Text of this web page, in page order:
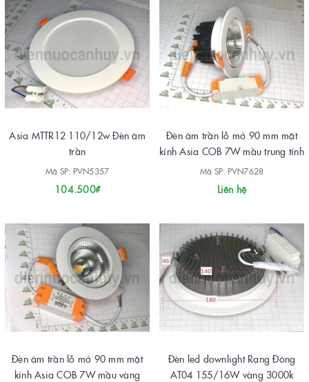
Asia MTTR12 110/12w Đèn âm
trần
Mã SP: PVN5357
104.500₫
Đèn âm trần lỗ mở 90 mm mặt
kính Asia COB 7W mầu trung tính
Mã SP: PVN7628
Liên hệ
Đèn âm trần lỗ mở 90 mm mặt
kính Asia COB 7W mầu vàng
Đèn led downlight Rạng Đông
AT04 155/16W vàng 3000k